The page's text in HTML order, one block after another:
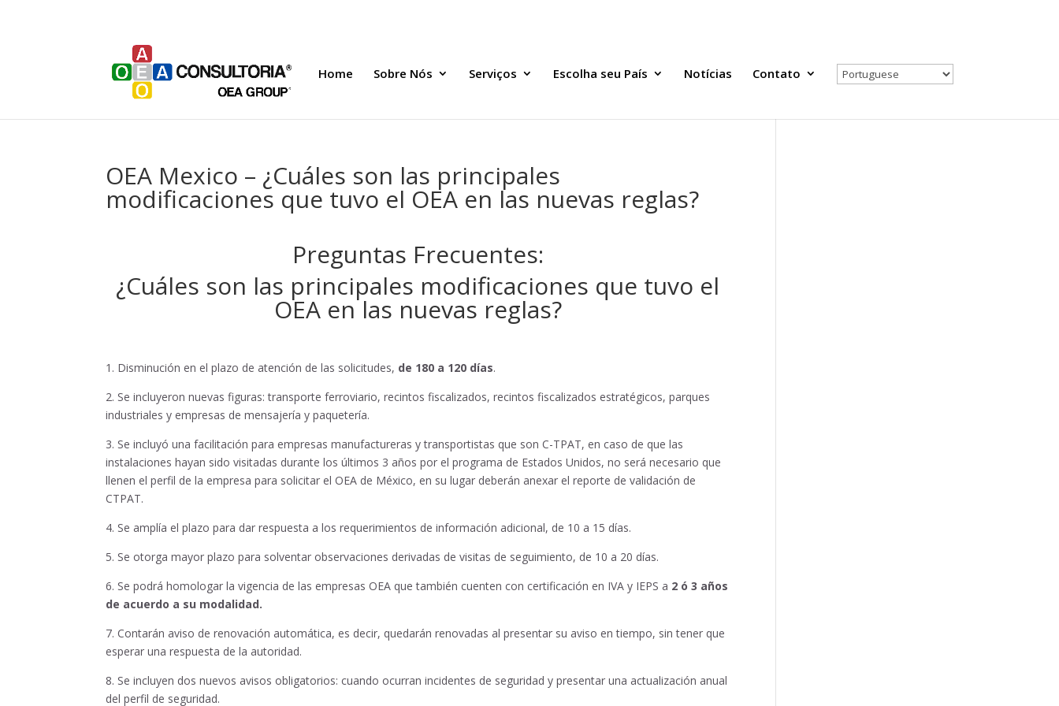
Home Sobre Nós Serviços Escolha seu País Notícias Contato
OEA Mexico – ¿Cuáles son las principales
modificaciones que tuvo el OEA en las nuevas reglas?
Preguntas Frecuentes:
¿Cuáles son las principales modificaciones que tuvo el
OEA en las nuevas reglas?
1. Disminución en el plazo de atención de las solicitudes, de 180 a 120 días.
2. Se incluyeron nuevas figuras: transporte ferroviario, recintos fiscalizados, recintos fiscalizados estratégicos, parques
industriales y empresas de mensajería y paquetería.
3. Se incluyó una facilitación para empresas manufactureras y transportistas que son C-TPAT, en caso de que las
instalaciones hayan sido visitadas durante los últimos 3 años por el programa de Estados Unidos, no será necesario que
llenen el perfil de la empresa para solicitar el OEA de México, en su lugar deberán anexar el reporte de validación de
CTPAT.
4. Se amplía el plazo para dar respuesta a los requerimientos de información adicional, de 10 a 15 días.
5. Se otorga mayor plazo para solventar observaciones derivadas de visitas de seguimiento, de 10 a 20 días.
6. Se podrá homologar la vigencia de las empresas OEA que también cuenten con certificación en IVA y IEPS a 2 ó 3 años
de acuerdo a su modalidad.
7. Contarán aviso de renovación automática, es decir, quedarán renovadas al presentar su aviso en tiempo, sin tener que
esperar una respuesta de la autoridad.
8. Se incluyen dos nuevos avisos obligatorios: cuando ocurran incidentes de seguridad y presentar una actualización anual
del perfil de seguridad.